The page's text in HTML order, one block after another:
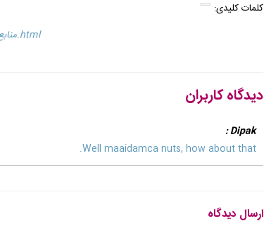
کلمات کلیدی:
/news/منابع-کنکور-کارشناسی-ارشد-علوم-قرآن-و-حدیث7.html
دیدگاه کاربران
Dipak :
Well maaidamca nuts, how about that.
ارسال دیدگاه